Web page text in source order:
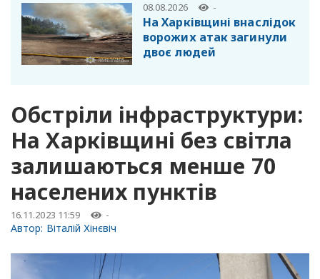
08.08.2026 -
На Харківщині внаслідок
ворожих атак загинули
двоє людей
Обстріли інфраструктури:
На Харківщині без світла
залишаються менше 70
населених пунктів
16.11.2023 11:59 -
Автор: Віталій Хінєвіч